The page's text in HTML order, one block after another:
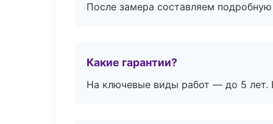
После замера составляем
Какие гарантии?
На ключевые виды работ — до 5 лет.